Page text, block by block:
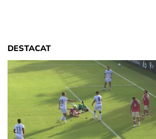
DESTACAT